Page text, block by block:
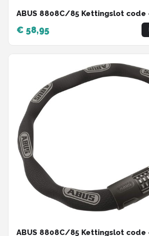
€ 58,95
ABUS 8808C/85 Kettingslot code